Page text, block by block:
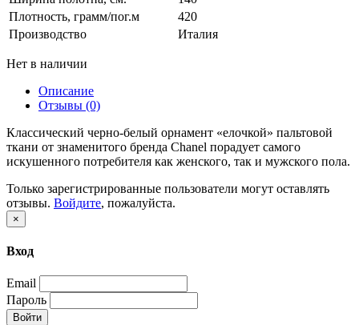
Плотность, грамм/пог.м
420
Производство
Италия
Нет в наличии
Описание
Отзывы (0)
Классический черно-белый орнамент «елочкой» пальтовой
ткани от знаменитого бренда Chanel порадует самого
искушенного потребителя как женского, так и мужского пола.
Только зарегистрированные пользователи могут оставлять
отзывы. Войдите, пожалуйста.
×
Вход
Email
Пароль
Войти